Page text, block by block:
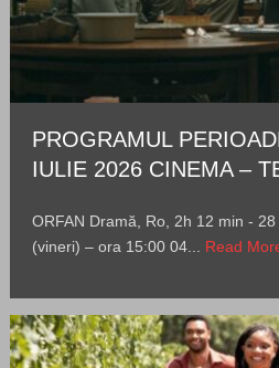
PROGRAMUL
IULIE 2026 CINEMA –
ORFAN Dramă, Ro, 2h 12 min -
(vineri) – ora 15:00 04... Read